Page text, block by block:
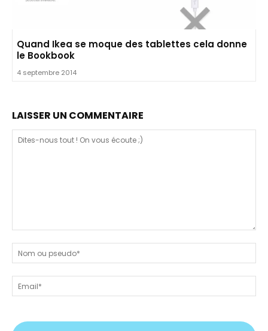
Quand Ikea se moque des tablettes cela donne
le Bookbook
4 septembre 2014
LAISSER UN COMMENTAIRE
nous
tout
!
On
vous
;)
ou